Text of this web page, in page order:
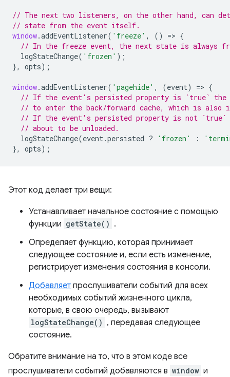
// The next two listeners, on the other hand, can
// state from the event itself.
window.addEventListener( 'freeze' , () => {
// In the freeze event, the next state is always
logStateChange( 'frozen' );
},
opts);
window.addEventListener( 'pagehide' , (event) => {
// If the event's persisted property is `true` the
// to enter the back/forward cache, which is also
// If the event's persisted property is not `true`
// about to be unloaded.
logStateChange(event .persisted ? 'frozen' :
},
opts);
Этот код делает три вещи:
Устанавливает начальное состояние с помощью
функции getState() .
Определяет функцию, которая принимает
следующее состояние и, если есть изменение,
регистрирует изменения состояния в консоли.
Добавляет прослушиватели событий для всех
необходимых событий жизненного цикла,
которые, в свою очередь, вызывают
logStateChange() , передавая следующее
состояние.
Обратите внимание на то, что в этом коде все
прослушиватели событий добавляются в window и